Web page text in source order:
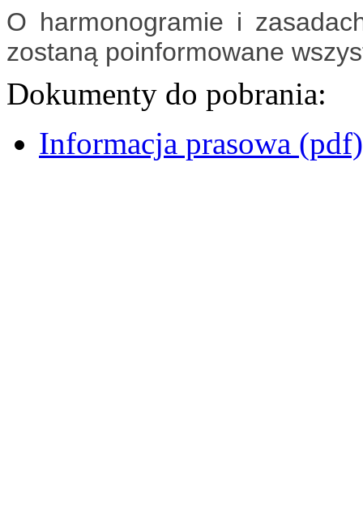
O harmonogramie i
zostaną poinformowane
Dokumenty do pobrania:
Informacja prasowa (pdf)